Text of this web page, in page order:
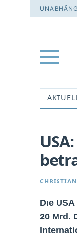
Die
20 Mrd.